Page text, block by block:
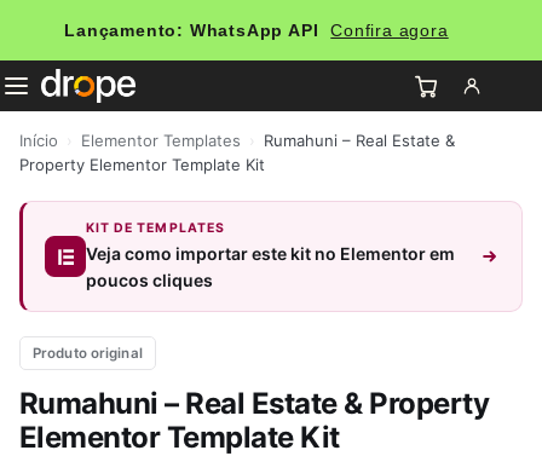
Lançamento: WhatsApp API Confira agora
Início Elementor Templates
Rumahuni – Real Estate &
Property Elementor Template Kit
KIT DE TEMPLATES
Veja como importar este kit no Elementor em
poucos cliques
Produto original
Rumahuni – Real Estate & Property
Elementor Template Kit